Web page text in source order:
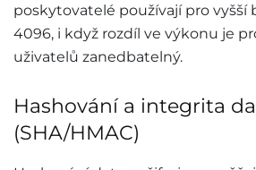
poskytovatelé používají pro vyšší
4096, i když rozdíl ve výkonu je
uživatelů zanedbatelný.
Hashování a integrita
(SHA/HMAC)